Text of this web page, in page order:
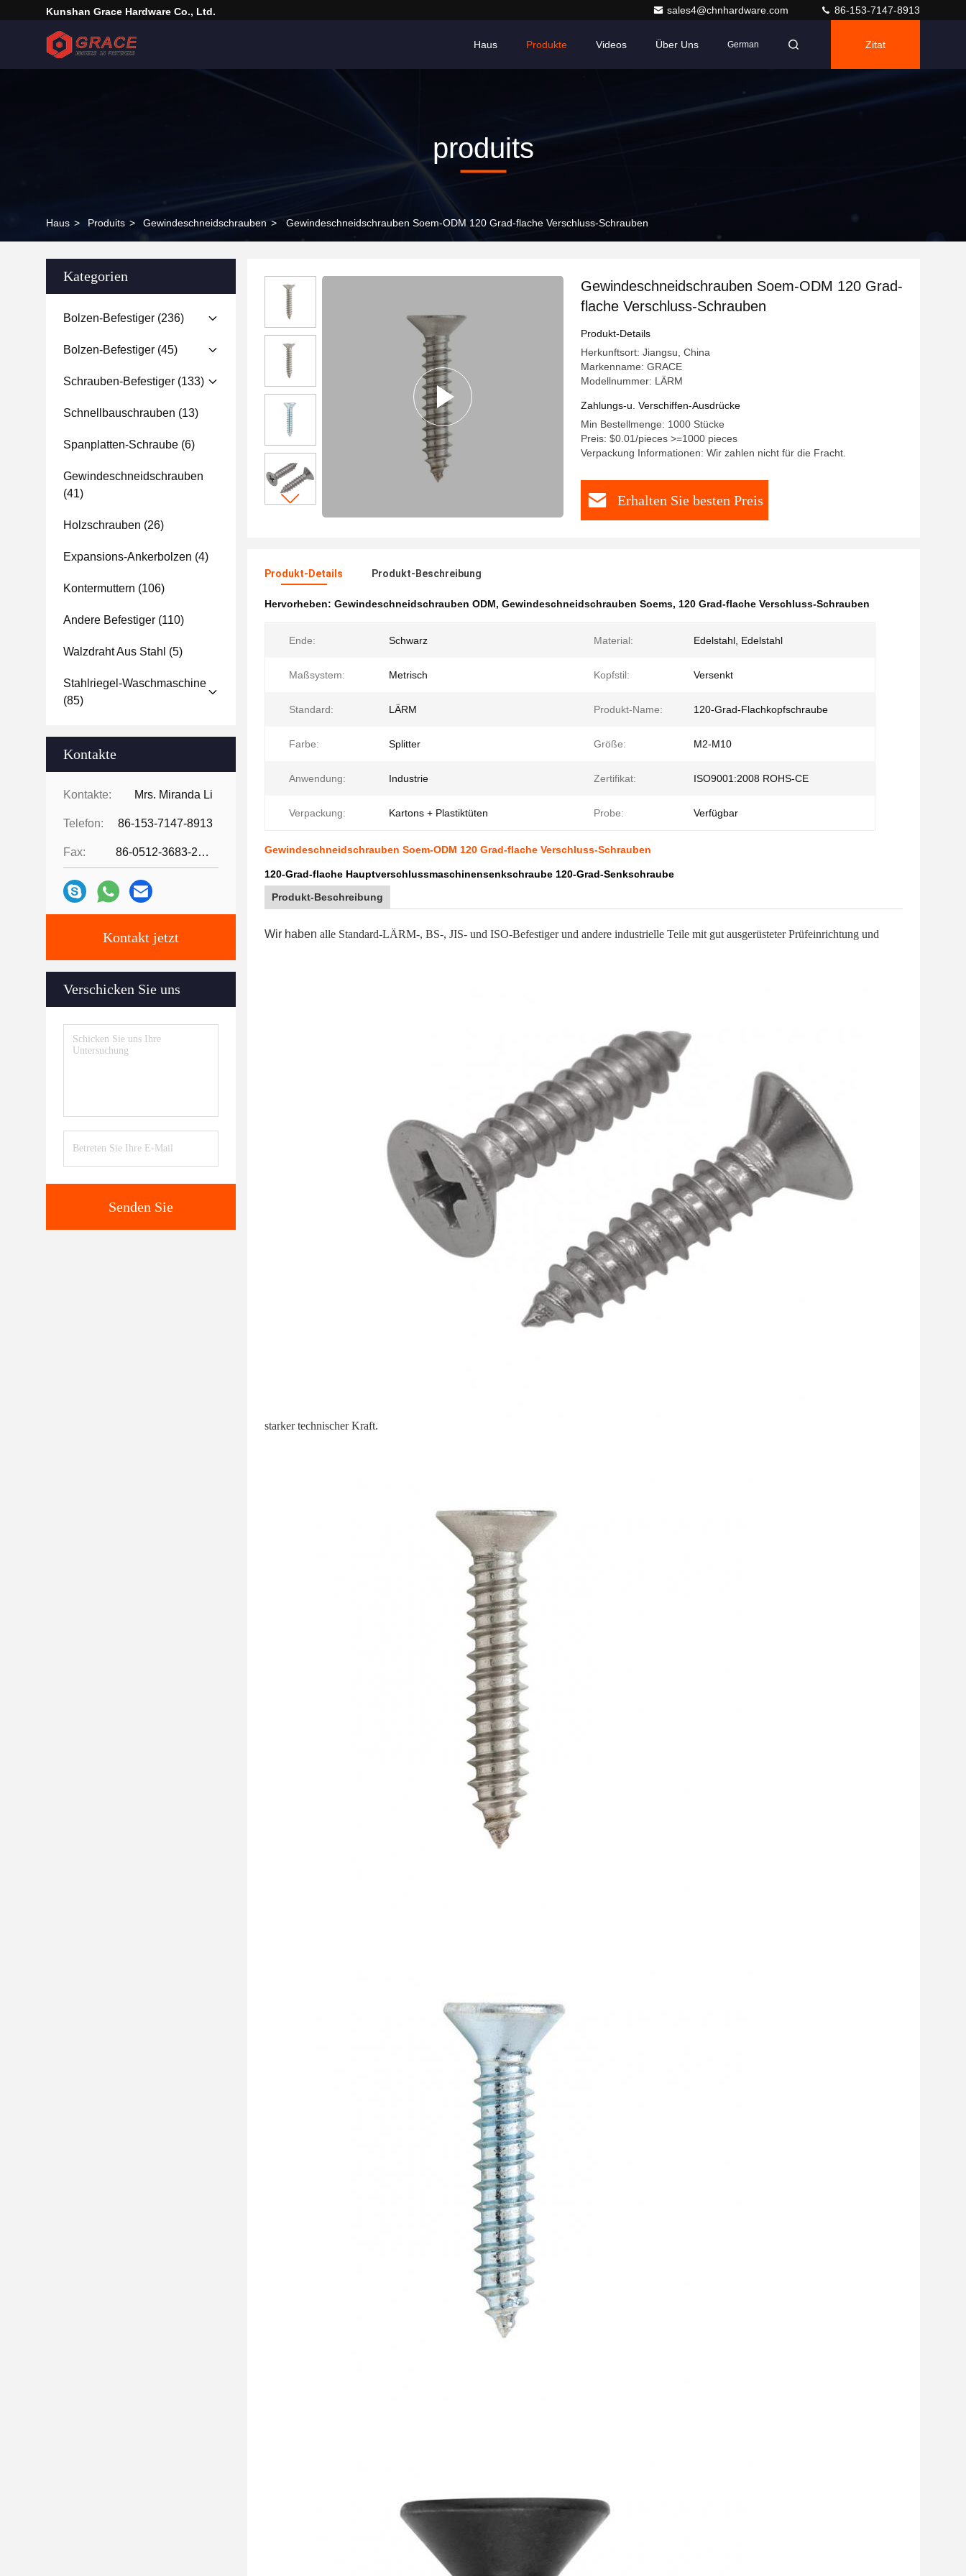
Kunshan Grace Hardware Co., Ltd. sales4@chnhardware.com 86-153-7147-8913
Haus Produkte Videos Über Uns German Zitat
produits
Haus > Produits > Gewindeschneidschrauben > Gewindeschneidschrauben Soem-ODM 120 Grad-flache Verschluss-Schrauben
Kategorien
Bolzen-Befestiger (236)
Bolzen-Befestiger (45)
Schrauben-Befestiger (133)
Schnellbauschrauben (13)
Spanplatten-Schraube (6)
Gewindeschneidschrauben
(41)
Holzschrauben (26)
Expansions-Ankerbolzen (4)
Kontermuttern (106)
Andere Befestiger (110)
Walzdraht Aus Stahl (5)
Stahlriegel-Waschmaschine
(85)
Kontakte
Kontakte: Mrs. Miranda Li
Telefon: 86-153-7147-8913
Fax: 86-0512-3683-2631
Kontakt jetzt
Verschicken Sie uns
Senden Sie
Gewindeschneidschrauben Soem-ODM 120 Grad-
flache Verschluss-Schrauben
Produkt-Details
Herkunftsort: Jiangsu, China
Markenname: GRACE
Modellnummer: LÄRM
Zahlungs-u. Verschiffen-Ausdrücke
Min Bestellmenge: 1000 Stücke
Preis: $0.01/pieces >=1000 pieces
Verpackung Informationen: Wir zahlen nicht für die Fracht.
Erhalten Sie besten Preis
Produkt-Details Produkt-Beschreibung
Hervorheben: Gewindeschneidschrauben ODM, Gewindeschneidschrauben Soems, 120 Grad-flache Verschluss-Schrauben
Ende: Schwarz Material: Edelstahl, Edelstahl
Maßsystem: Metrisch Kopfstil: Versenkt
Standard: LÄRM Produkt-Name: 120-Grad-Flachkopfschraube
Farbe: Splitter Größe: M2-M10
Anwendung: Industrie Zertifikat: ISO9001:2008 ROHS-CE
Verpackung: Kartons + Plastiktüten Probe: Verfügbar
Gewindeschneidschrauben Soem-ODM 120 Grad-flache Verschluss-Schrauben
120-Grad-flache Hauptverschlussmaschinensenkschraube 120-Grad-Senkschraube
Produkt-Beschreibung
Wir haben alle Standard-LÄRM-, BS-, JIS- und ISO-Befestiger und andere industrielle Teile mit gut ausgerüsteter Prüfeinrichtung und
starker technischer Kraft.